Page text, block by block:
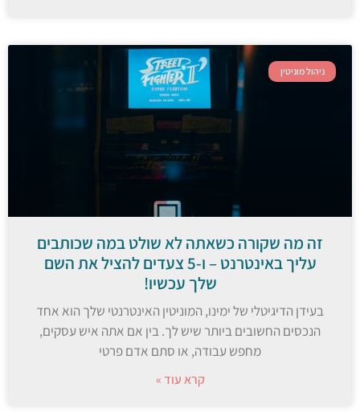
ניהול מוניטין
זה מה שקורה כשאתה לא שולט במה שכותבים
עליך באינטרנט – ו-5 צעדים להציל את השם
שלך עכשיו!
בעידן הדיגיטלי של ימינו, המוניטין האינטרנטי שלך הוא אחד
הנכסים החשובים ביותר שיש לך. בין אם אתה איש עסקים,
מחפש עבודה, או סתם אדם פרטי
קרא עוד »